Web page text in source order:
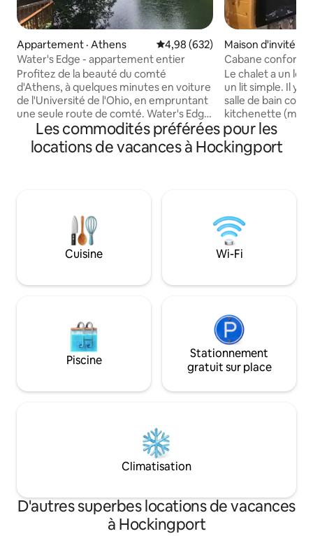
Appartement · Athens Note moyenne de 4,98 sur 5,
4,98 (632)
Water's Edge - appartement entier
Profitez de la beauté du comté
d'Athens, à quelques minutes en voiture
de l'Université de l'Ohio, en empruntant
une seule route de comté. Water's Edge,
un appartement au 2e étage
exceptionnellement propre, idéal pour 1
personne ou un couple, surplombe un
rapide, c'est un hébergement parfait
lorsque vous visitez OU, assistez à des
festivals de musique, faites de la
randonnée dans les collines ou
d'écrivain/artiste inspirante. Pas de
Maison d'invité ·
Cabane
Le chalet a un
un lit simple. Il y a
salle de bain
kitchenette
mini-
Vous pourrez
extérieure qui
Le foyer est idéal
fraîches en
l'historique
Parkersburg
PAS de wifi. La
Les commodités préférées pour les
locations de vacances à Hockingport
Cuisine Wi-Fi
Piscine
Stationnement
gratuit sur place
Climatisation
D'autres superbes locations de vacances
à Hockingport